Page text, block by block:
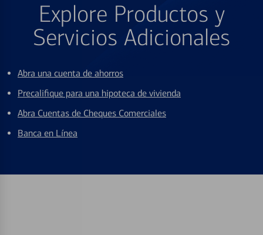
Explore Productos y
Servicios Adicionales
Abra una cuenta de ahorros
Precalifique para una hipoteca de vivienda
Abra Cuentas de Cheques Comerciales
Banca en Línea